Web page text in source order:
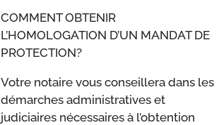
COMMENT OBTENIR
L’HOMOLOGATION D’UN MANDAT DE
PROTECTION?
Votre notaire vous conseillera dans les
démarches administratives et
judiciaires nécessaires à l’obtention